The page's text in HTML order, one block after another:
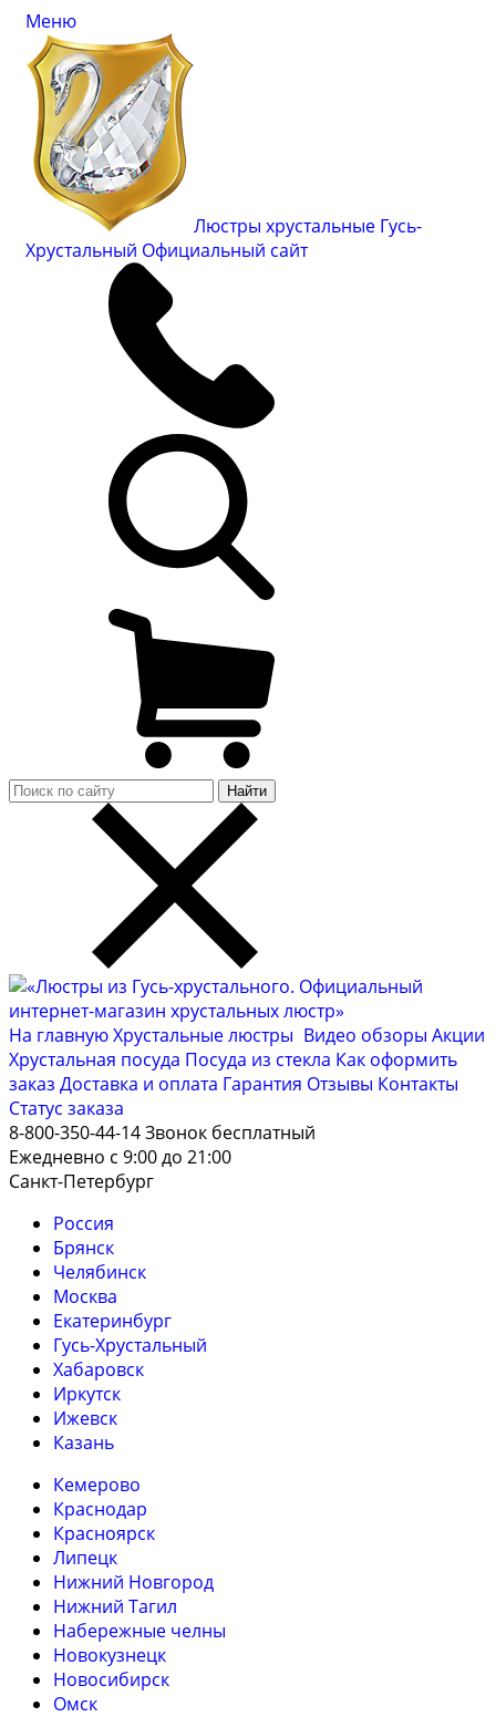
Меню
Люстры хрустальные Гусь-
Хрустальный Официальный сайт
Найти
На главнуюХрустальные люстры Видео обзоры Акции
Хрустальная посуда Посуда из стекла Как оформить
заказ Доставка и оплата Гарантия Отзывы Контакты
Cтатус заказа
8-800-350-44-14Звонок бесплатный
Ежедневно с 9:00 до 21:00
Санкт-Петербург
Россия
Брянск
Челябинск
Москва
Екатеринбург
Гусь-Хрустальный
Хабаровск
Иркутск
Ижевск
Казань
Кемерово
Краснодар
Красноярск
Липецк
Нижний Новгород
Нижний Тагил
Набережные челны
Новокузнецк
Новосибирск
Омск